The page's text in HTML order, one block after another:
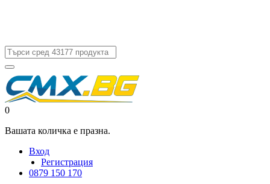
0
Вашата количка е празна.
Вход
Регистрация
0879 150 170